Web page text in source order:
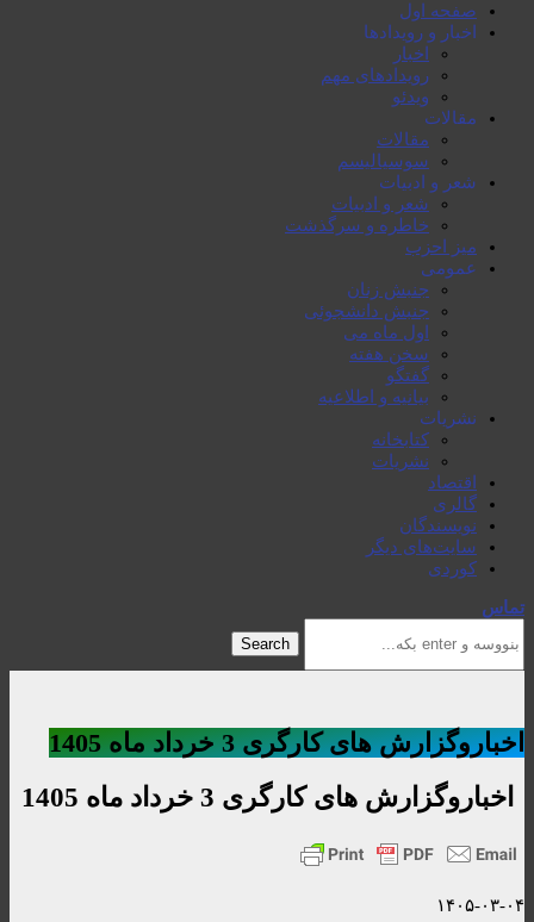
صفحە اول
اخبار و رویدادها
اخبار
رویدادهای مهم
ویدئو
مقالات
مقالات
سوسیالیسم
شعر و ادبیات
شعر و ادبیات
خاطرە و سرگذشت
میز احزب
عمومی
جنبش زنان
جنبش دانشجوئی
اول ماە می
سخن هفتە
گفتگو
بیانیە و اطلاعیە
نشریات
کتابخانە
نشریات
اقتصاد
گالری
نویسندگان
سایت‌های دیگر
کوردی
تماس
Search
اخباروگزارش های کارگری 3 خرداد ماه 1405
اخباروگزارش های کارگری 3 خرداد ماه 1405
۱۴۰۵-۰۳-۰۴